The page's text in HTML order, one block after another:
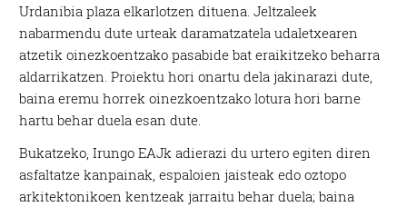
Urdanibia plaza elkarlotzen dituena. Jeltzaleek
nabarmendu dute urteak daramatzatela udaletxearen
atzetik oinezkoentzako pasabide bat eraikitzeko beharra
aldarrikatzen. Proiektu hori onartu dela jakinarazi dute,
baina eremu horrek oinezkoentzako lotura hori barne
hartu behar duela esan dute.
Bukatzeko, Irungo EAJk adierazi du urtero egiten diren
asfaltatze kanpainak, espaloien jaisteak edo oztopo
arkitektonikoen kentzeak jarraitu behar duela; baina